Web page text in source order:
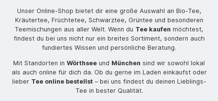
Unser Online-Shop bietet dir eine große Auswahl an Bio-Tee,
Kräutertee, Früchtetee, Schwarztee, Grüntee und besonderen
Teemischungen aus aller Welt. Wenn du Tee kaufen möchtest,
findest du bei uns nicht nur ein breites Sortiment, sondern auch
fundiertes Wissen und persönliche Beratung.
Mit Standorten in Wörthsee und München sind wir sowohl lokal
als auch online für dich da. Ob du gerne im Laden einkaufst oder
lieber Tee online bestellst– bei uns findest du deinen Lieblings-
Tee in bester Qualität.